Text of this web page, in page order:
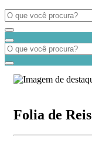
Folia de Reis